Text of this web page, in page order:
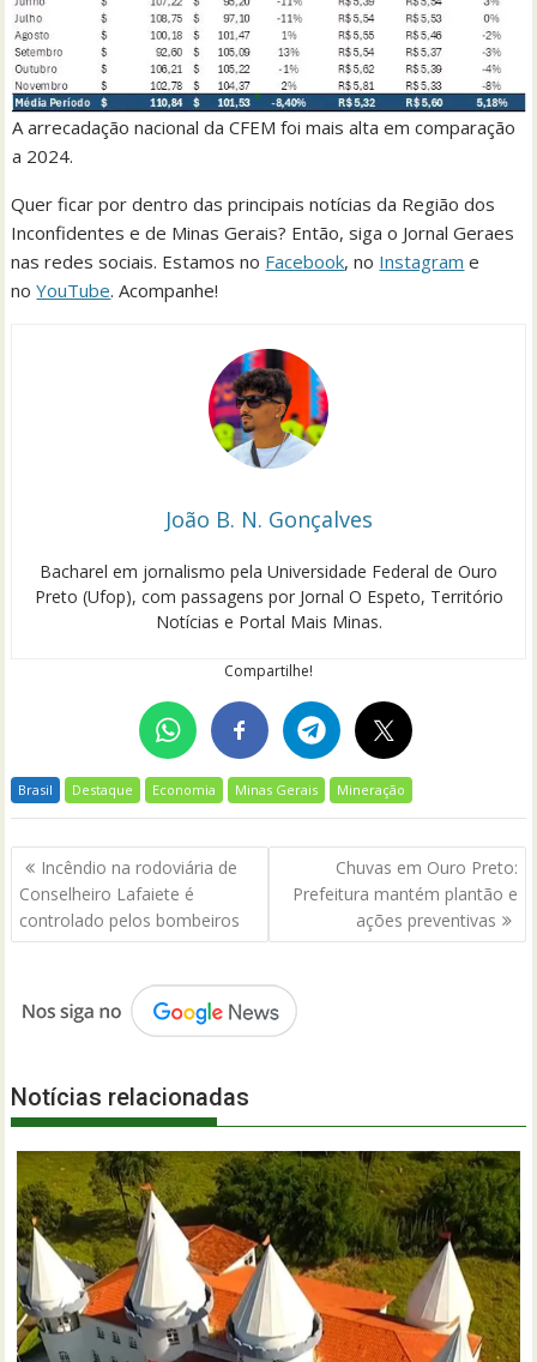
A arrecadação nacional da CFEM foi mais alta em comparação
a 2024.
Quer ficar por dentro das principais notícias da Região dos
Inconfidentes e de Minas Gerais? Então, siga o Jornal Geraes
nas redes sociais. Estamos no Facebook, no Instagram e
noYouTube. Acompanhe!
João B. N. Gonçalves
Bacharel em jornalismo pela Universidade Federal de Ouro
Preto (Ufop), com passagens por Jornal O Espeto, Território
Notícias e Portal Mais Minas.
Compartilhe!
Brasil Destaque Economia Minas Gerais Mineração
Navegação
de
Post
Incêndio na rodoviária de
Conselheiro Lafaiete é
controlado pelos bombeiros
Chuvas em Ouro Preto:
Prefeitura mantém plantão e
ações preventivas
Notícias relacionadas